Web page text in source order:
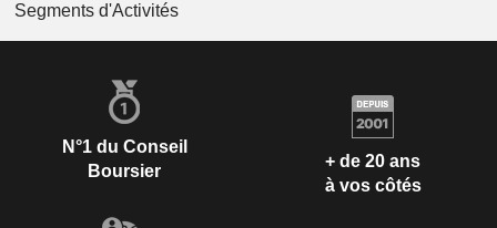
Segments d'Activités
N°1 du Conseil
Boursier
+ de 20 ans
à vos côtés